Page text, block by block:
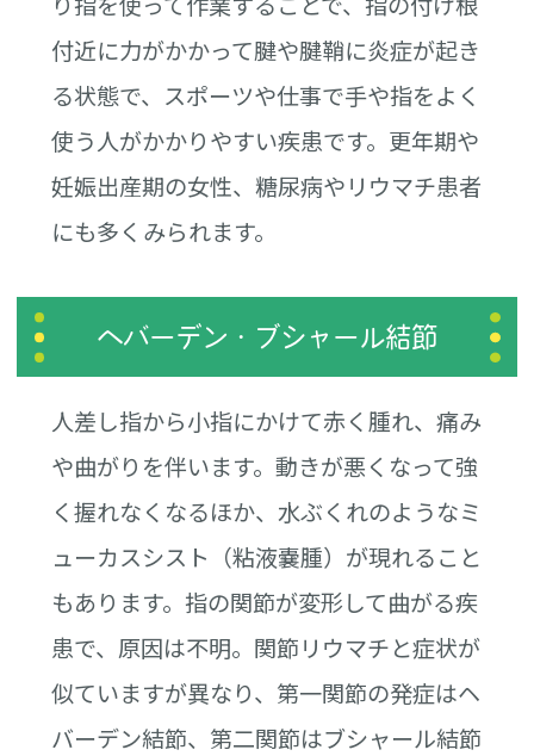
付近に力がかかって腱や腱鞘に炎症が起き
る状態で、スポーツや仕事で手や指をよく
使う人がかかりやすい疾患です。更年期や
妊娠出産期の女性、糖尿病やリウマチ患者
にも多くみられます。
へバーデン・ブシャール結節
人差し指から小指にかけて赤く腫れ、痛み
や曲がりを伴います。動きが悪くなって強
く握れなくなるほか、水ぶくれのようなミ
ューカスシスト（粘液嚢腫）が現れること
もあります。指の関節が変形して曲がる疾
患で、原因は不明。関節リウマチと症状が
似ていますが異なり、第一関節の発症はヘ
バーデン結節、第二関節はブシャール結節